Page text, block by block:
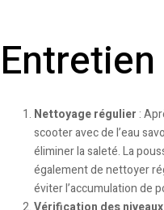
Entretien
Nettoyage régulier :
scooter avec de l’eau
éliminer la saleté. La
également de nettoyer
éviter l’accumulation de